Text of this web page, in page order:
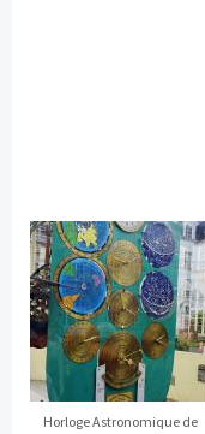
Horloge Astronomique de